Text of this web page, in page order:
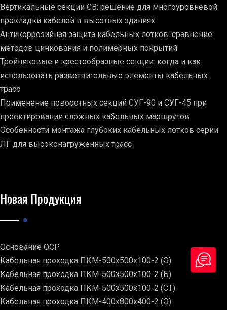
Вертикальные секции СВ: решение для многоуровневой
прокладки кабелей в высотных зданиях
Антикоррозийная защита кабельных лотков: сравнение
методов цинкования и полимерных покрытий
Тройниковые и крестообразные секции: когда и как
использовать разветвительные элементы кабельных
трасс
Применение поворотных секций СУГ-90 и СУГ-45 при
проектировании сложных кабельных маршрутов
Особенности монтажа глубоких кабельных лотков серии
ЛГ для высоконагруженных трасс
Новая Продукция
Основание ОСР
Кабельная проходка ПКМ-500х500х100-2 (Э)
Кабельная проходка ПКМ-500х500х100-2 (Б)
Кабельная проходка ПКМ-500х500х100-2 (СТ)
Кабельная проходка ПКМ-400х800х400-2 (Э)